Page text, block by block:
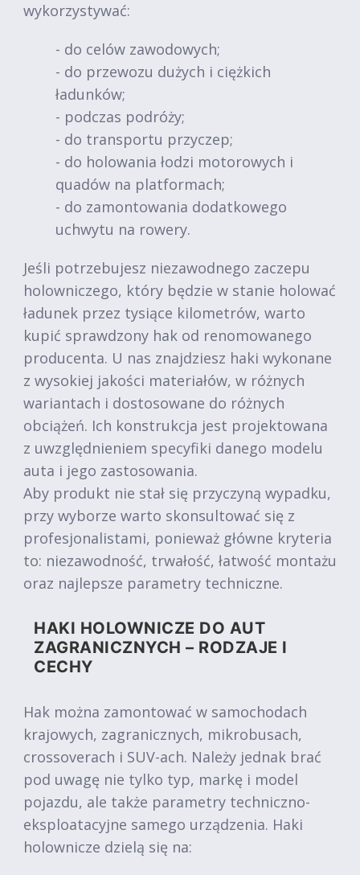
wykorzystywać:
- do celów zawodowych;
- do przewozu dużych i ciężkich
ładunków;
- podczas podróży;
- do transportu przyczep;
- do holowania łodzi motorowych i
quadów na platformach;
- do zamontowania dodatkowego
uchwytu na rowery.
Jeśli potrzebujesz niezawodnego zaczepu
holowniczego, który będzie w stanie holować
ładunek przez tysiące kilometrów, warto
kupić sprawdzony hak od renomowanego
producenta. U nas znajdziesz haki wykonane
z wysokiej jakości materiałów, w różnych
wariantach i dostosowane do różnych
obciążeń. Ich konstrukcja jest projektowana
z uwzględnieniem specyfiki danego modelu
auta i jego zastosowania.
Aby produkt nie stał się przyczyną wypadku,
przy wyborze warto skonsultować się z
profesjonalistami, ponieważ główne kryteria
to: niezawodność, trwałość, łatwość montażu
oraz najlepsze parametry techniczne.
HAKI HOLOWNICZE DO AUT
ZAGRANICZNYCH – RODZAJE I
CECHY
Hak można zamontować w samochodach
krajowych, zagranicznych, mikrobusach,
crossoverach i SUV-ach. Należy jednak brać
pod uwagę nie tylko typ, markę i model
pojazdu, ale także parametry techniczno-
eksploatacyjne samego urządzenia. Haki
holownicze dzielą się na: